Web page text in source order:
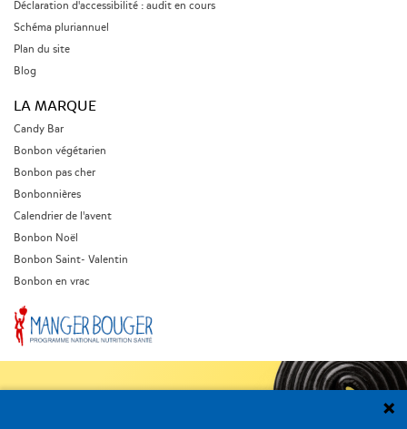
Déclaration d'accessibilité : audit en cours
Schéma pluriannuel
Plan du site
Blog
LA MARQUE
Candy Bar
Bonbon végétarien
Bonbon pas cher
Bonbonnières
Calendrier de l'avent
Bonbon Noël
Bonbon Saint- Valentin
Bonbon en vrac